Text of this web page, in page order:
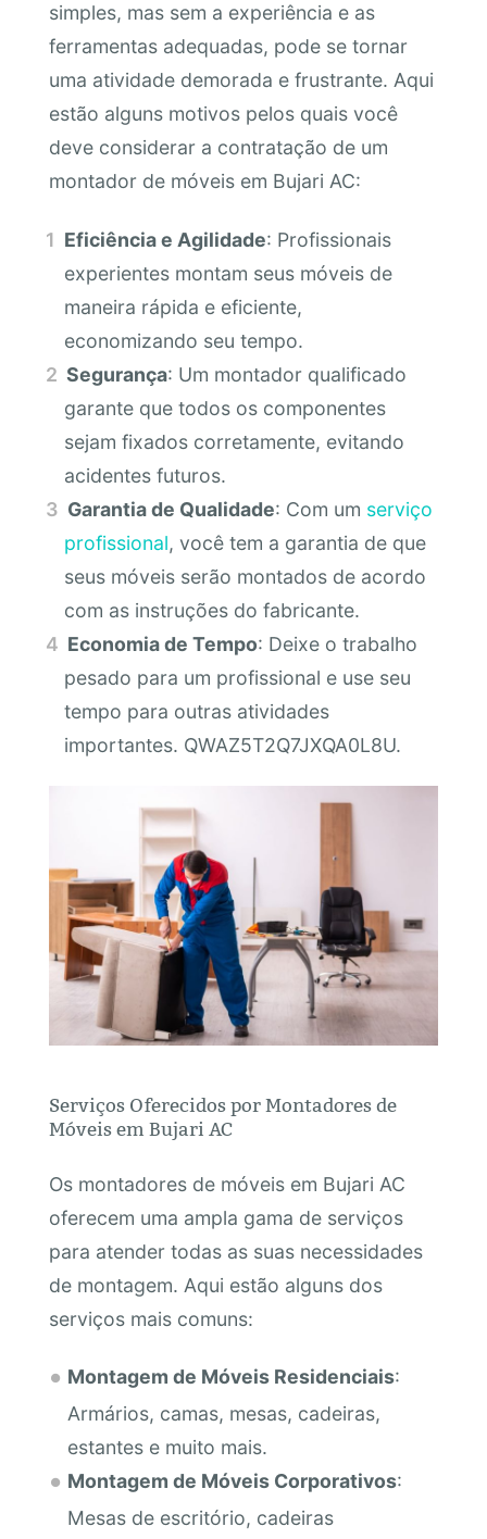
simples, mas sem a experiência e as
ferramentas adequadas, pode se tornar
uma atividade demorada e frustrante. Aqui
estão alguns motivos pelos quais você
deve considerar a contratação de um
montador de móveis em Bujari AC:
Eficiência e Agilidade: Profissionais
experientes montam seus móveis de
maneira rápida e eficiente,
economizando seu tempo.
Segurança: Um montador qualificado
garante que todos os componentes
sejam fixados corretamente, evitando
acidentes futuros.
Garantia de Qualidade: Com um serviço
profissional, você tem a garantia de que
seus móveis serão montados de acordo
com as instruções do fabricante.
Economia de Tempo: Deixe o trabalho
pesado para um profissional e use seu
tempo para outras atividades
importantes. QWAZ5T2Q7JXQA0L8U.
Serviços Oferecidos por Montadores de
Móveis em Bujari AC
Os montadores de móveis em Bujari AC
oferecem uma ampla gama de serviços
para atender todas as suas necessidades
de montagem. Aqui estão alguns dos
serviços mais comuns:
Montagem de Móveis Residenciais:
Armários, camas, mesas, cadeiras,
estantes e muito mais.
Montagem de Móveis Corporativos:
Mesas de escritório, cadeiras